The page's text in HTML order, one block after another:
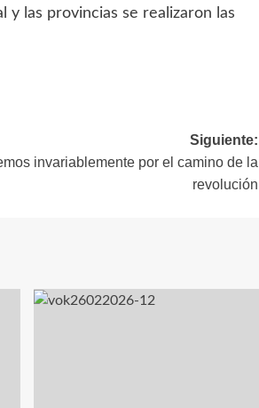
y las provincias se realizaron las
Siguiente:
invariablemente por el camino de la
revolución